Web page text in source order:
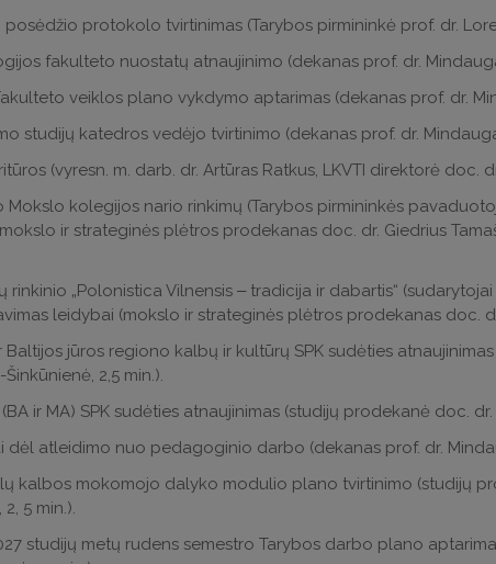
posėdžio protokolo tvirtinimas (Tarybos pirmininkė prof. dr.
fakulteto nuostatų atnaujinimo (dekanas prof. dr.
veiklos plano vykdymo aptarimas (dekanas prof. dr.
studijų katedros vedėjo tvirtinimo (dekanas prof. dr.
(vyresn. m. darb. dr. Artūras Ratkus, LKVTI direktorė doc.
Mokslo kolegijos nario rinkimų (Tarybos pirmininkės
ir strateginės plėtros prodekanas doc. dr. Giedrius
rinkinio „Polonistica Vilnensis ‒ tradicija ir dabartis“
leidybai (mokslo ir strateginės plėtros prodekanas doc.
Baltijos jūros regiono kalbų ir kultūrų SPK sudėties
2,5 min.).
ir MA) SPK sudėties atnaujinimas (studijų prodekanė doc.
dėl atleidimo nuo pedagoginio darbo (dekanas prof. dr.
kalbos mokomojo dalyko modulio plano tvirtinimo (studijų
5 min.).
studijų metų rudens semestro Tarybos darbo plano